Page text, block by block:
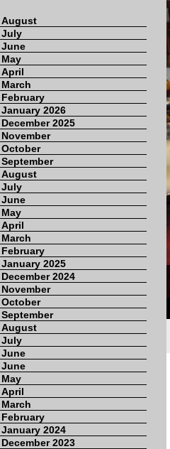
August
July
June
May
April
March
February
January 2026
December 2025
November
October
September
August
July
June
May
April
March
February
January 2025
December 2024
November
October
September
August
July
June
June
May
April
March
February
January 2024
December 2023